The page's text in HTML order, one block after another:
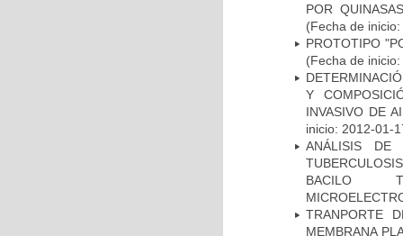
POR
(Fecha de
PROTOTIPO
(Fecha de
Y
INVASIVO DE
inicio: 2012-01-
ANÁLISIS DE
BACILO
TRANPORTE
MEMBRANA